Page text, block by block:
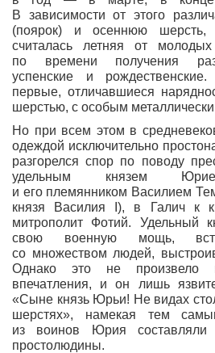
В зависимости от этого
(поярок) и осеннюю шерсть,
считалась летняя от
по времени получения
успенские и
первые, отличавшиеся
шерстью, с особым
Но при всем этом в
одеждой исключительно
разгорелся спор по поводу
удельным князем
и его племянником Василием
князя Василия I), в Галич к
митрополит Фотий. Удельный
свою военную мощь,
со множеством людей,
Однако это не произвело
впечатления, и он лишь
«Сыне князь Юрьи! Не видах
шерстях», намекая тем
из воинов Юрия составляли
простолюдины.